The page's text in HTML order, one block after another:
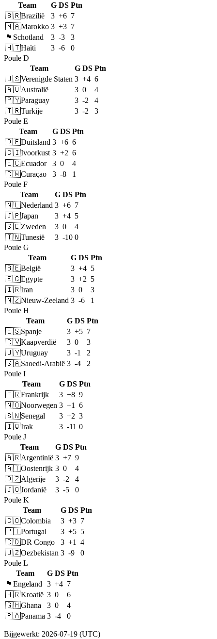
Team
G DS Ptn
🇧🇷Brazilië 3 +6 7
🇲🇦Marokko 3 +3 7
🏴󠁧󠁢󠁳󠁣󠁴󠁿 Schotland 3 -3
3
🇭🇹Haïti 3 -6
0
Poule D
Team
G DS Ptn
🇺🇸Verenigde Staten 3 +4 6
🇦🇺Australië 3 0
4
🇵🇾Paraguay 3 -2
4
🇹🇷Turkije 3 -2
3
Poule E
Team
G DS Ptn
🇩🇪Duitsland 3 +6 6
🇨🇮Ivoorkust 3 +2 6
🇪🇨Ecuador 3 0
4
🇨🇼Curaçao 3 -8
1
Poule F
Team
G DS Ptn
🇳🇱Nederland 3 +6 7
🇯🇵Japan 3 +4 5
🇸🇪Zweden 3 0
4
🇹🇳Tunesië 3 -10 0
Poule G
Team
G DS Ptn
🇧🇪België 3 +4 5
🇪🇬Egypte 3 +2 5
🇮🇷Iran 3 0
3
🇳🇿Nieuw-Zeeland 3 -6
1
Poule H
Team
G DS Ptn
🇪🇸Spanje 3 +5 7
🇨🇻Kaapverdië 3 0
3
🇺🇾Uruguay 3 -1
2
🇸🇦Saoedi-Arabië 3 -4
2
Poule I
Team
G DS Ptn
🇫🇷Frankrijk 3 +8 9
🇳🇴Noorwegen 3 +1
6
🇸🇳Senegal 3 +2 3
🇮🇶Irak 3 -11 0
Poule J
Team
G DS Ptn
🇦🇷Argentinië 3 +7 9
🇦🇹Oostenrijk 3 0
4
🇩🇿Algerije 3 -2
4
🇯🇴Jordanië 3 -5
0
Poule K
Team
G DS Ptn
🇨🇴Colombia 3 +3 7
🇵🇹Portugal 3 +5 5
🇨🇩DR Congo 3 +1
4
🇺🇿Oezbekistan 3 -9
0
Poule L
Team
G DS Ptn
🏴󠁧󠁢󠁥󠁮󠁧󠁿 Engeland 3 +4 7
🇭🇷Kroatië 3 0
6
🇬🇭Ghana 3 0
4
🇵🇦Panama 3 -4 0
Bijgewerkt: 2026-07-19 (UTC)